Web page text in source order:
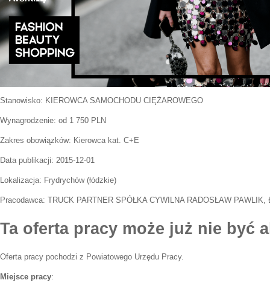
Stanowisko: KIEROWCA SAMOCHODU CIĘŻAROWEGO
Wynagrodzenie: od 1 750 PLN
Zakres obowiązków: Kierowca kat. C+E
Data publikacji: 2015-12-01
Lokalizacja: Frydrychów(łódzkie)
Pracodawca: TRUCK PARTNER SPÓŁKA CYWILNA RADOSŁAW PAWLIK,
Ta oferta pracy może już nie być
Oferta pracy pochodzi z Powiatowego Urzędu Pracy.
Miejsce pracy: